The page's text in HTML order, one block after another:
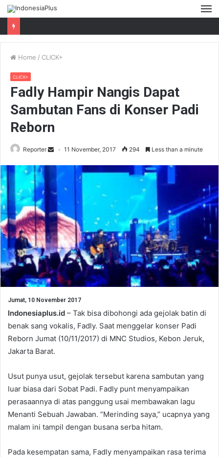
Home / CLICK+
CLICK+
Fadly Hampir Nangis Dapat
Sambutan Fans di Konser Padi
Reborn
Reporter 11 November, 2017 294 Less than a minute
Jumat, 10 November 2017
Indonesiaplus.id – Tak bisa dibohongi ada gejolak batin di
benak sang vokalis, Fadly. Saat menggelar konser Padi
Reborn Jumat (10/11/2017) di MNC Studios, Kebon Jeruk,
Jakarta Barat.
Usut punya usut, gejolak tersebut karena sambutan yang
luar biasa dari Sobat Padi. Fadly punt menyampaikan
perasaannya di atas panggung usai membawakan lagu
Menanti Sebuah Jawaban. “Merinding saya,” ucapnya yang
malam ini tampil dengan busana serba hitam.
Pada kesempatan sama, Fadly menyampaikan rasa terima